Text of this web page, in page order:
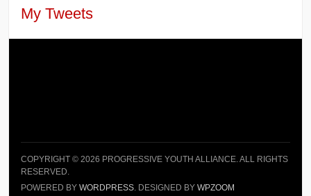
My Tweets
COPYRIGHT © 2026 PROGRESSIVE YOUTH ALLIANCE. ALL RIGHTS
RESERVED.
POWERED BYWORDPRESS. DESIGNED BYWPZOOM